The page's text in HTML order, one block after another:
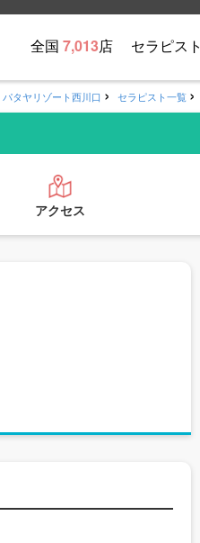
全国 7,013店 セラピスト
パタヤリゾート西川口 セラピスト一覧
アクセス